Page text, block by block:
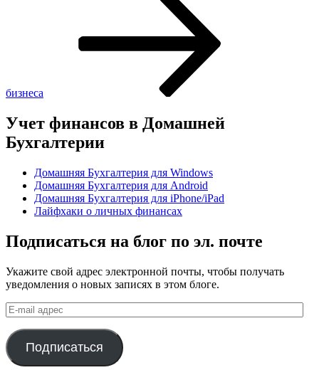
бизнеса
Учет финансов в Домашней
Бухгалтерии
Домашняя Бухгалтерия для Windows
Домашняя Бухгалтерия для Android
Домашняя Бухгалтерия для iPhone/iPad
Лайфхаки о личных финансах
Подписаться на блог по эл. почте
Укажите свой адрес электронной почты, чтобы получать
уведомления о новых записях в этом блоге.
E-
mail
адрес
Подписаться